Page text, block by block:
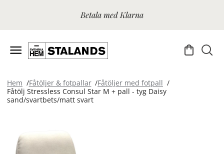
Betala med Klarna
Hem Fåtöljer & fotpallar
Fåtöljer med fotpall
Fåtölj Stressless Consul Star M + pall - tyg Daisy
sand/svartbets/matt svart